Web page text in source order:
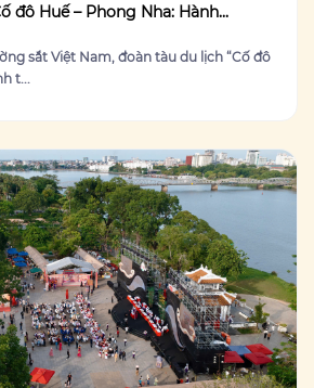
đô Huế – Phong Nha: Hành...
sắt Việt Nam, đoàn tàu du lịch “Cố đô
t...